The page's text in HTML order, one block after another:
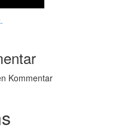
.
Kommentar